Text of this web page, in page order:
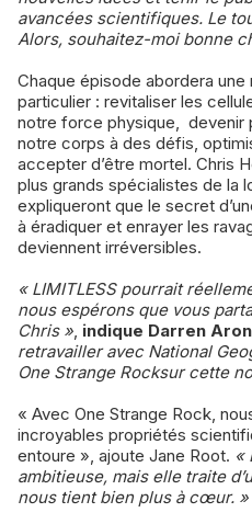
avancées scientifiques. Le
Alors, souhaitez-moi bonne
Chaque épisode abordera
particulier : revitaliser les
notre force physique, devenir
notre corps à des défis,
accepter d’être mortel. Chris
plus grands spécialistes de la
expliqueront que le secret
à éradiquer et enrayer les
deviennent irréversibles.
« LIMITLESS pourrait
nous espérons que vous
Chris », indique Darren
retravailler avec National
One Strange Rocksur cette
« Avec One Strange Rock,
incroyables propriétés
entoure », ajoute Jane Root. «
ambitieuse, mais elle traite
nous tient bien plus à cœur. »